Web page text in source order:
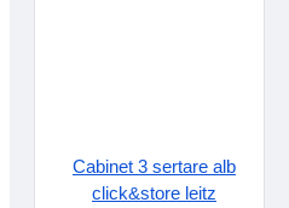
Cabinet 3 sertare alb
click&store leitz